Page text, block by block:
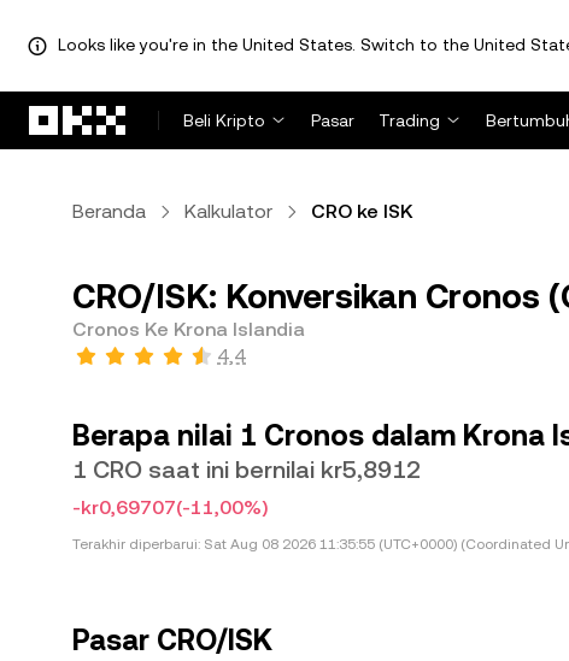
Looks like you're in the United States. Switch to the United
Beli Kripto
Pasar Trading
Beranda Kalkulator CRO ke ISK
CRO/ISK: Konversikan Cronos
Cronos Ke Krona Islandia
4,4
Berapa nilai 1 Cronos dalam Krona
1 CRO saat ini bernilai kr5,8912
-kr0,69707(-11,00%)
Terakhir diperbarui: Sat Aug 08 2026 11:35:55 (UTC+0000) (Coordinated
Pasar CRO/ISK